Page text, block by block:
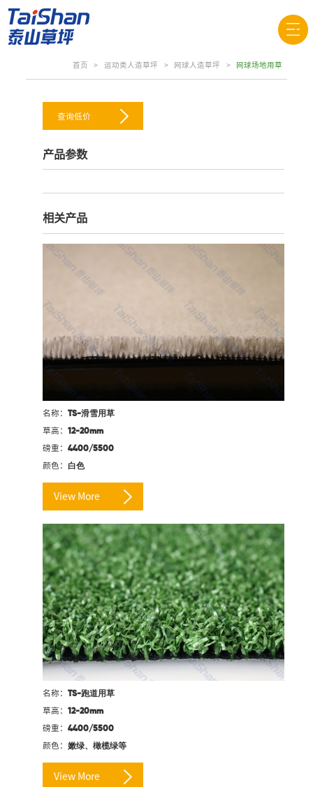
首页 > 运动类人造草坪 > 网球人造草坪 > 网球场地用草
查询低价
产品参数
相关产品
名称： TS-滑雪用草
草高： 12-20mm
磅重： 4400/5500
颜色： 白色
View More
名称： TS-跑道用草
草高： 12-20mm
磅重： 4400/5500
颜色： 嫩绿、橄榄绿等
View More